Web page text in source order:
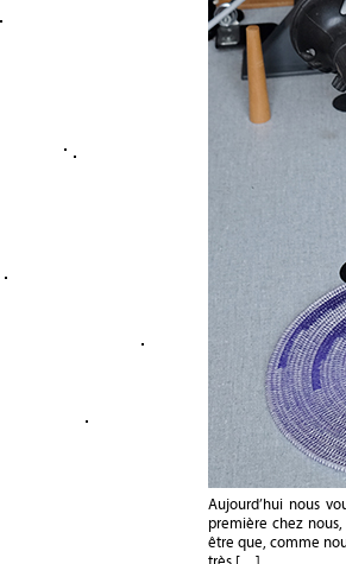
Aujourd’hui nous
première chez
être que, comme